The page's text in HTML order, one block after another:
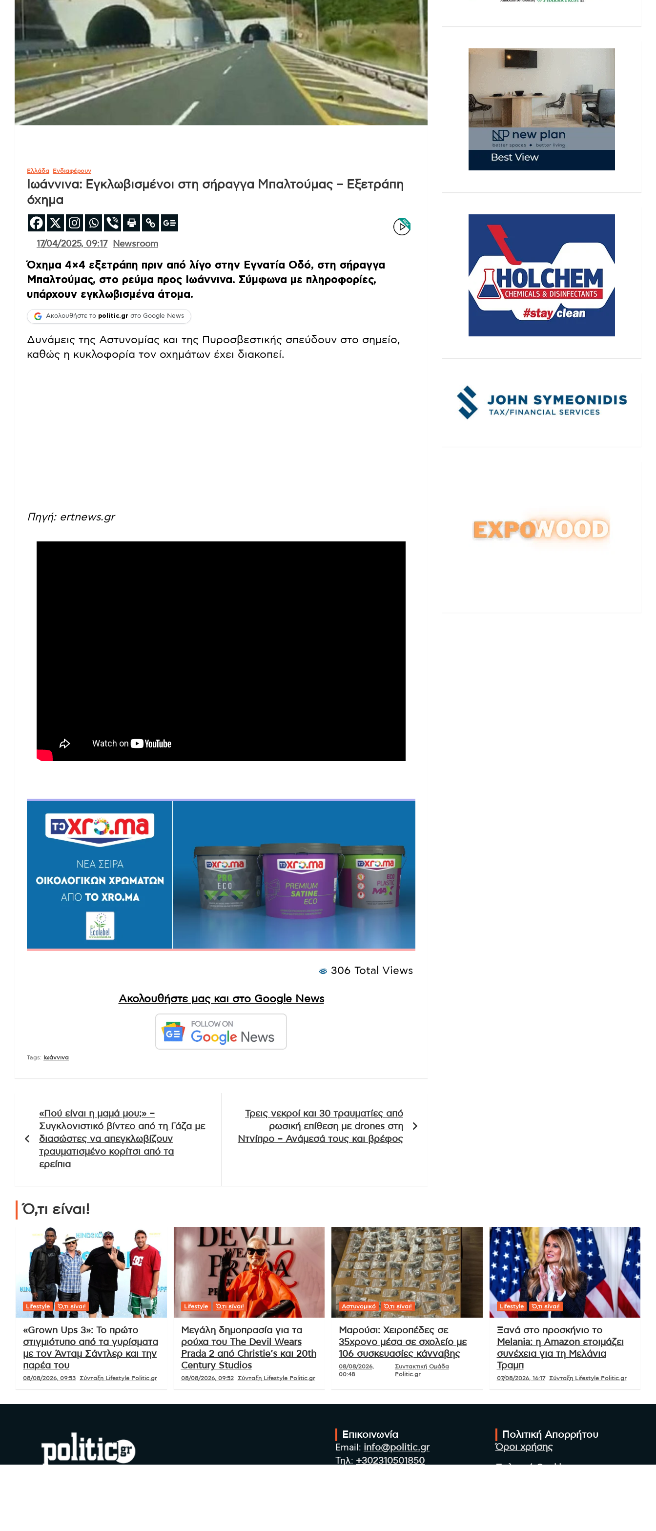
Ελλάδα Ενδιαφέρουν
Ιωάννινα: Εγκλωβισμένοι στη σήραγγα Μπαλτούμας – Εξετράπη
όχημα
17/04/2025, 09:17 Newsroom
Όχημα 4×4 εξετράπη πριν από λίγο στην Εγνατία Οδό, στη σήραγγα
Μπαλτούμας, στο ρεύμα προς Ιωάννινα. Σύμφωνα με πληροφορίες,
υπάρχουν εγκλωβισμένα άτομα.
Ακολουθήστε το politic.gr στο Google News
Δυνάμεις της Αστυνομίας και της Πυροσβεστικής σπεύδουν στο σημείο,
καθώς η κυκλοφορία τον οχημάτων έχει διακοπεί.
Πηγή: ertnews.gr
306 Total Views
Ακολουθήστε μας και στο Google News
Tags: Ιωάννινα
άρθρων
«Πού είναι η μαμά μου;» –
Συγκλονιστικό βίντεο από τη Γάζα με
διασώστες να απεγκλωβίζουν
τραυματισμένο κορίτσι από τα
ερείπια
Τρεις νεκροί και 30 τραυματίες από
ρωσική επίθεση με drones στη
Ντνίπρο – Ανάμεσά τους και βρέφος
Ό,τι είναι!
Lifestyle Ό,τι είναι!
«Grown Ups 3»: Το πρώτο
στιγμιότυπο από τα γυρίσματα
με τον Άνταμ Σάντλερ και την
παρέα του
08/08/2026, 09:53 Σύνταξη Lifestyle Politic.gr
Lifestyle Ό,τι είναι!
Μεγάλη δημοπρασία για τα
ρούχα του The Devil Wears
Prada 2 από Christie’s και 20th
Century Studios
08/08/2026, 09:52 Σύνταξη Lifestyle Politic.gr
Αστυνομικό Ό,τι είναι!
Μαρούσι: Χειροπέδες σε
35χρονο μέσα σε σχολείο με
106 συσκευασίες κάνναβης
08/08/2026,
00:48
Συντακτική Ομάδα
Politic.gr
Lifestyle Ό,τι είναι!
Ξανά στο προσκήνιο το
Melania: η Amazon ετοιμάζει
συνέχεια για τη Μελάνια
Τραμπ
07/08/2026, 16:17 Σύνταξη Lifestyle Politic.gr
Επικοινωνία
Email: info@politic.gr
Τηλ: +302310501850
Πολιτική Απορρήτου
Όροι χρήσης
Πολιτική Cookies